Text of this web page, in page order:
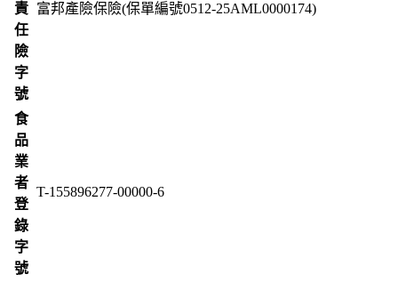
責
任
險
字
號
富邦產險保險(保單編號0512-25AML0000174)
食
品
業
者
登
錄
字
號
T-155896277-00000-6